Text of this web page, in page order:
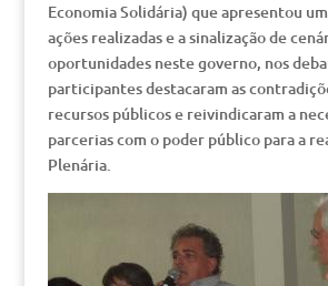
Economia Solidária) que apresentou
ações realizadas e a sinalização de
oportunidades neste governo, nos
participantes destacaram as
recursos públicos e reivindicaram a
parcerias com o poder público para a
Plenária.